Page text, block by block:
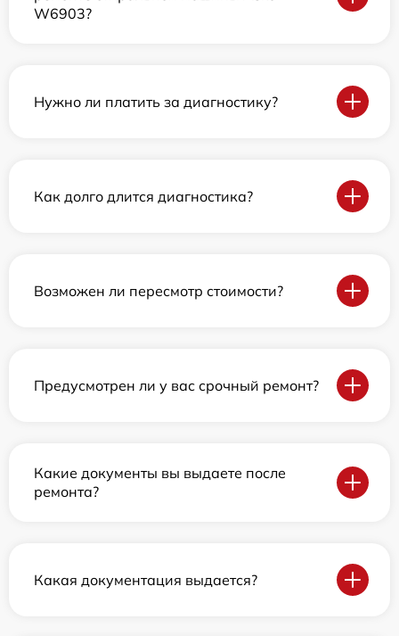
W6903?
Нужно ли платить за диагностику?
Как долго длится диагностика?
Возможен ли пересмотр стоимости?
Предусмотрен ли у вас срочный ремонт?
Какие документы вы выдаете после
ремонта?
Какая документация выдается?